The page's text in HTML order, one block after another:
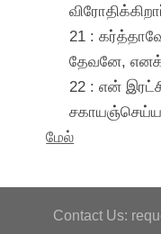
21 :
தேவனே,
22 : என்
மேல்
Contact Us: